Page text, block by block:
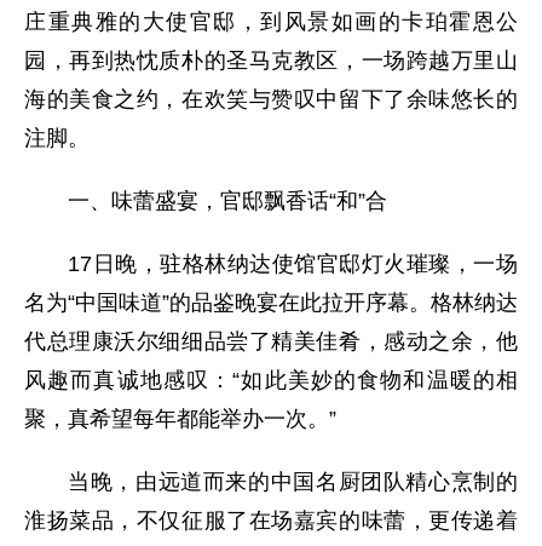
庄重典雅的大使官邸，到风景如画的卡珀霍恩公
园，再到热忱质朴的圣马克教区，一场跨越万里山
海的美食之约，在欢笑与赞叹中留下了余味悠长的
注脚。
一、味蕾盛宴，官邸飘香话“和”合
17日晚，驻格林纳达使馆官邸灯火璀璨，一场
名为“中国味道”的品鉴晚宴在此拉开序幕。格林纳达
代总理康沃尔细细品尝了精美佳肴，感动之余，他
风趣而真诚地感叹：“如此美妙的食物和温暖的相
聚，真希望每年都能举办一次。”
当晚，由远道而来的中国名厨团队精心烹制的
淮扬菜品，不仅征服了在场嘉宾的味蕾，更传递着